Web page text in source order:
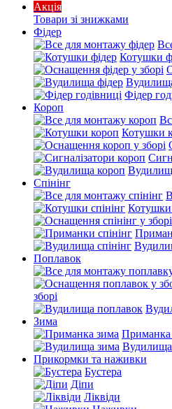
Акція
Товари зі знижками
Фідер
Котушки
Фідер
Короп
Котушки
Спінінг
Котушки
Поплавок
зборі
Зима
Приманка
Прикормки та наживки
Бустера
Діпи
Ліквіди